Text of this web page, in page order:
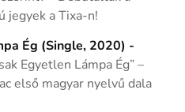
jegyek a Tixa-n!
Ég (Single, 2020) -
Egyetlen Lámpa Ég” –
első magyar nyelvű dala